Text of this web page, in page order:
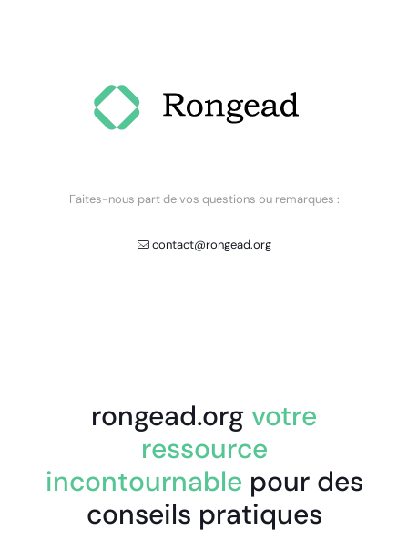
Faites-nous part de vos questions ou remarques :
contact@rongead.org
rongead.org votre
ressource
incontournable pour des
conseils pratiques